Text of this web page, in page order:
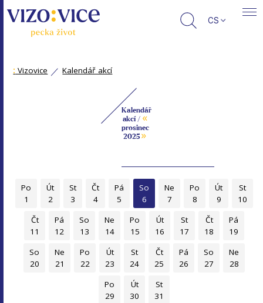
CS
: Vizovice Kalendář akcí
Kalendář
akcí / «
prosinec
2025»
Po
1
Út
2
St
3
Čt
4
Pá
5
So
6
Ne
7
Po
8
Út
9
St
10
Čt
11
Pá
12
So
13
Ne
14
Po
15
Út
16
St
17
Čt
18
Pá
19
So
20
Ne
21
Po
22
Út
23
St
24
Čt
25
Pá
26
So
27
Ne
28
Po
29
Út
30
St
31